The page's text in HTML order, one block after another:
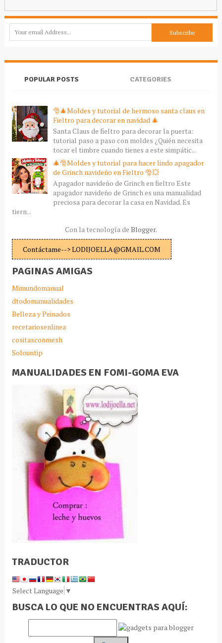
POPULAR POSTS CATEGORIES
🎅🎄Moldes y tutorial de hermoso santa claus en
Fieltro para decorar en navidad 🎄
Santa Claus de fieltro para decorar la puerta:
tutorial paso a paso con moldes ¿Quién necesita
tocar el timbre cuando tienes a este simpátic...
🎄🎅Moldes y tutorial para hacer lindo apagador
de Grinch navideño en Fieltro 🎅💥
Apagador navideño de Grinch en fieltro Este
apagador navideño de Grinch es una manualidad
preciosa para decorar la casa en Navidad. Es
tiern...
Con la tecnología de Blogger.
Contáctame--> LODIJOELLA@GMAIL.COM
PAGINAS AMIGAS
Mimundomanual
dtodomanualidades
Belleza y Peinados
recetariosenlinea
cositasconmesh
Solountip
MANUALIDADES EN FOMI-GOMA EVA
TRADUCTOR
Select Language ▼
BUSCA LO QUE NO ENCUENTRAS AQUÍ: